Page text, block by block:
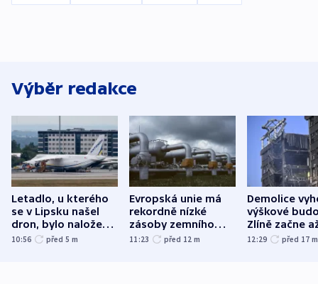
Výběr redakce
Letadlo, u kterého
se v Lipsku našel
dron, bylo naložené
municí, píší média
10:56 před 5 m
Evropská unie má
rekordně nízké
zásoby zemního
plynu
11:23 před 12 m
Demolice
výškové
Zlíně začne
následujících
12:29 před 17 m